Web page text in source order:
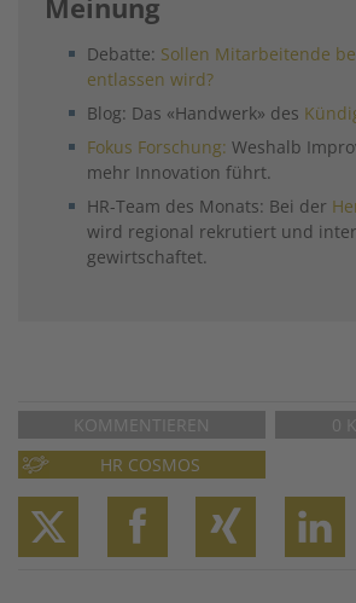
Debatte: Sollen Mitarbeitende
entlassen wird?
Blog: Das «Handwerk» des
Fokus Forschung: Weshalb
mehr Innovation führt.
HR-Team des Monats: Bei der
wird regional rekrutiert und
gewirtschaftet.
KOMMENTIEREN
0
HR COSMOS
TwitterFacebook
XING